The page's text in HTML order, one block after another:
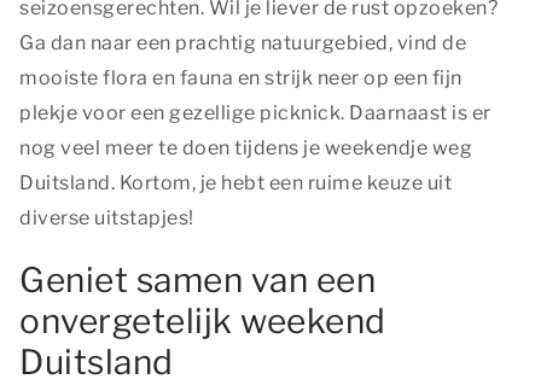
seizoensgerechten. Wil je liever de rust opzoeken?
Ga dan naar een prachtig natuurgebied, vind de
mooiste flora en fauna en strijk neer op een fijn
plekje voor een gezellige picknick. Daarnaast is er
nog veel meer te doen tijdens je weekendje weg
Duitsland. Kortom, je hebt een ruime keuze uit
diverse uitstapjes!
Geniet samen van een
onvergetelijk weekend
Duitsland